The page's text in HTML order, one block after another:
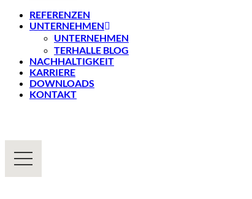
REFERENZEN
UNTERNEHMEN
UNTERNEHMEN
TERHALLE BLOG
NACHHALTIGKEIT
KARRIERE
DOWNLOADS
KONTAKT